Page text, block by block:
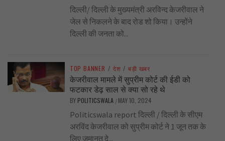
दिल्ली/ दिल्ली के मुख्यमंत्री अरविन्द केजरीवाल ने
जेल से निकलने के बाद रोड शो किया। उन्होंने
दिल्ली की जनता को...
TOP BANNER / देश / बड़ी खबर
केजरीवाल मामले में सुप्रीम कोर्ट की ईडी को
फटकार डेढ़ साल से क्या सो रहे थे
BY POLITICSWALA / MAY 10, 2024
Politicswala report दिल्ली / दिल्ली के सीएम
अरविंद केजरीवाल को सुप्रीम कोर्ट ने 1 जून तक के
लिए जमानत दे...